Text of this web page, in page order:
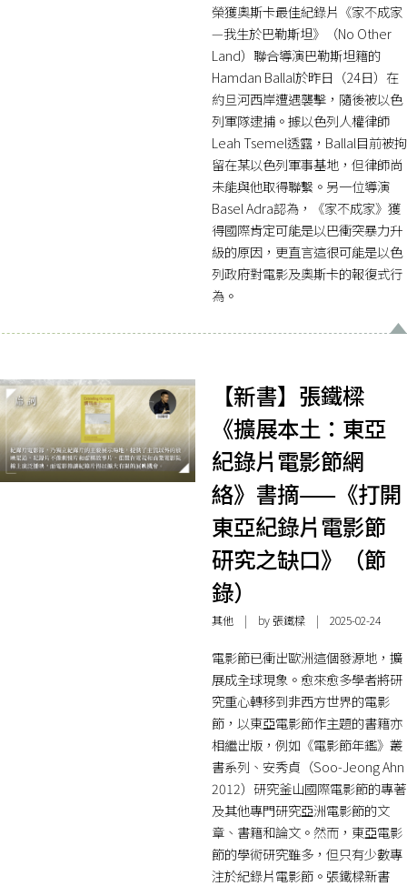
榮獲奧斯卡最佳紀錄片《家不成家
—我生於巴勒斯坦》（No Other
Land）聯合導演巴勒斯坦籍的
Hamdan Ballal於昨日（24日）在
約旦河西岸遭遇襲擊，隨後被以色
列軍隊逮捕。據以色列人權律師
Leah Tsemel透露，Ballal目前被拘
留在某以色列軍事基地，但律師尚
未能與他取得聯繫。另一位導演
Basel Adra認為，《家不成家》獲
得國際肯定可能是以巴衝突暴力升
級的原因，更直言這很可能是以色
列政府對電影及奧斯卡的報復式行
為。
【新書】張鐵樑
《擴展本土：東亞
紀錄片電影節網
絡》書摘——《打開
東亞紀錄片電影節
研究之缺口》（節
錄）
其他| by 張鐵樑 | 2025-02-24
電影節已衝出歐洲這個發源地，擴
展成全球現象。愈來愈多學者將研
究重心轉移到非西方世界的電影
節，以東亞電影節作主題的書籍亦
相繼出版，例如《電影節年鑑》叢
書系列、安秀貞（Soo-Jeong Ahn
2012）研究釜山國際電影節的專著
及其他專門研究亞洲電影節的文
章、書籍和論文。然而，東亞電影
節的學術研究雖多，但只有少數專
注於紀錄片電影節。張鐵樑新書